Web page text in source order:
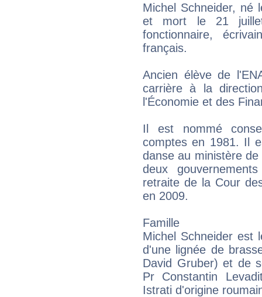
Michel Schneider, né
et mort le 21
fonctionnaire,
français.
Ancien élève de
carrière à la
l'Économie et des
Il est nommé
comptes en 1981. Il
danse au ministère
deux
retraite de la Cour
en 2009.
Famille
Michel Schneider est
d'une lignée de
David Gruber) et de
Pr Constantin
Istrati d'origine